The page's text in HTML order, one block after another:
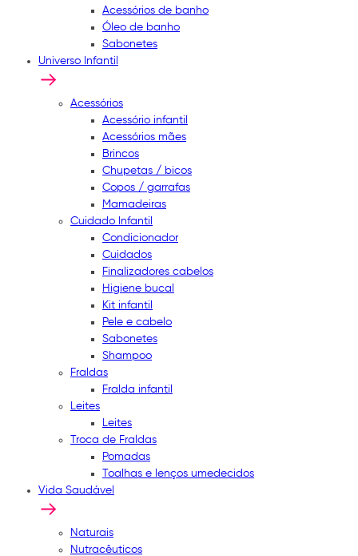
Acessórios de banho
Óleo de banho
Sabonetes
Universo Infantil
Acessórios
Acessório infantil
Acessórios mães
Brincos
Chupetas / bicos
Copos / garrafas
Mamadeiras
Cuidado Infantil
Condicionador
Cuidados
Finalizadores cabelos
Higiene bucal
Kit infantil
Pele e cabelo
Sabonetes
Shampoo
Fraldas
Fralda infantil
Leites
Leites
Troca de Fraldas
Pomadas
Toalhas e lenços umedecidos
Vida Saudável
Naturais
Nutracêuticos